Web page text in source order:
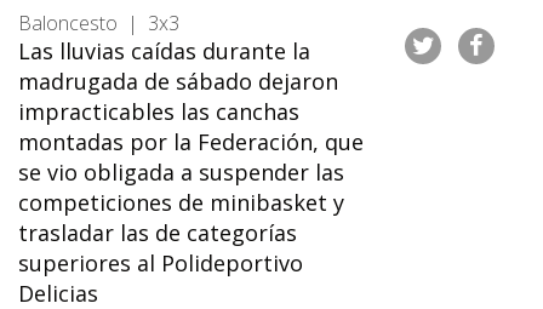
Baloncesto | 3x3
Las lluvias caídas durante la
madrugada de sábado dejaron
impracticables las canchas
montadas por la Federación, que
se vio obligada a suspender las
competiciones de minibasket y
trasladar las de categorías
superiores al Polideportivo
Delicias